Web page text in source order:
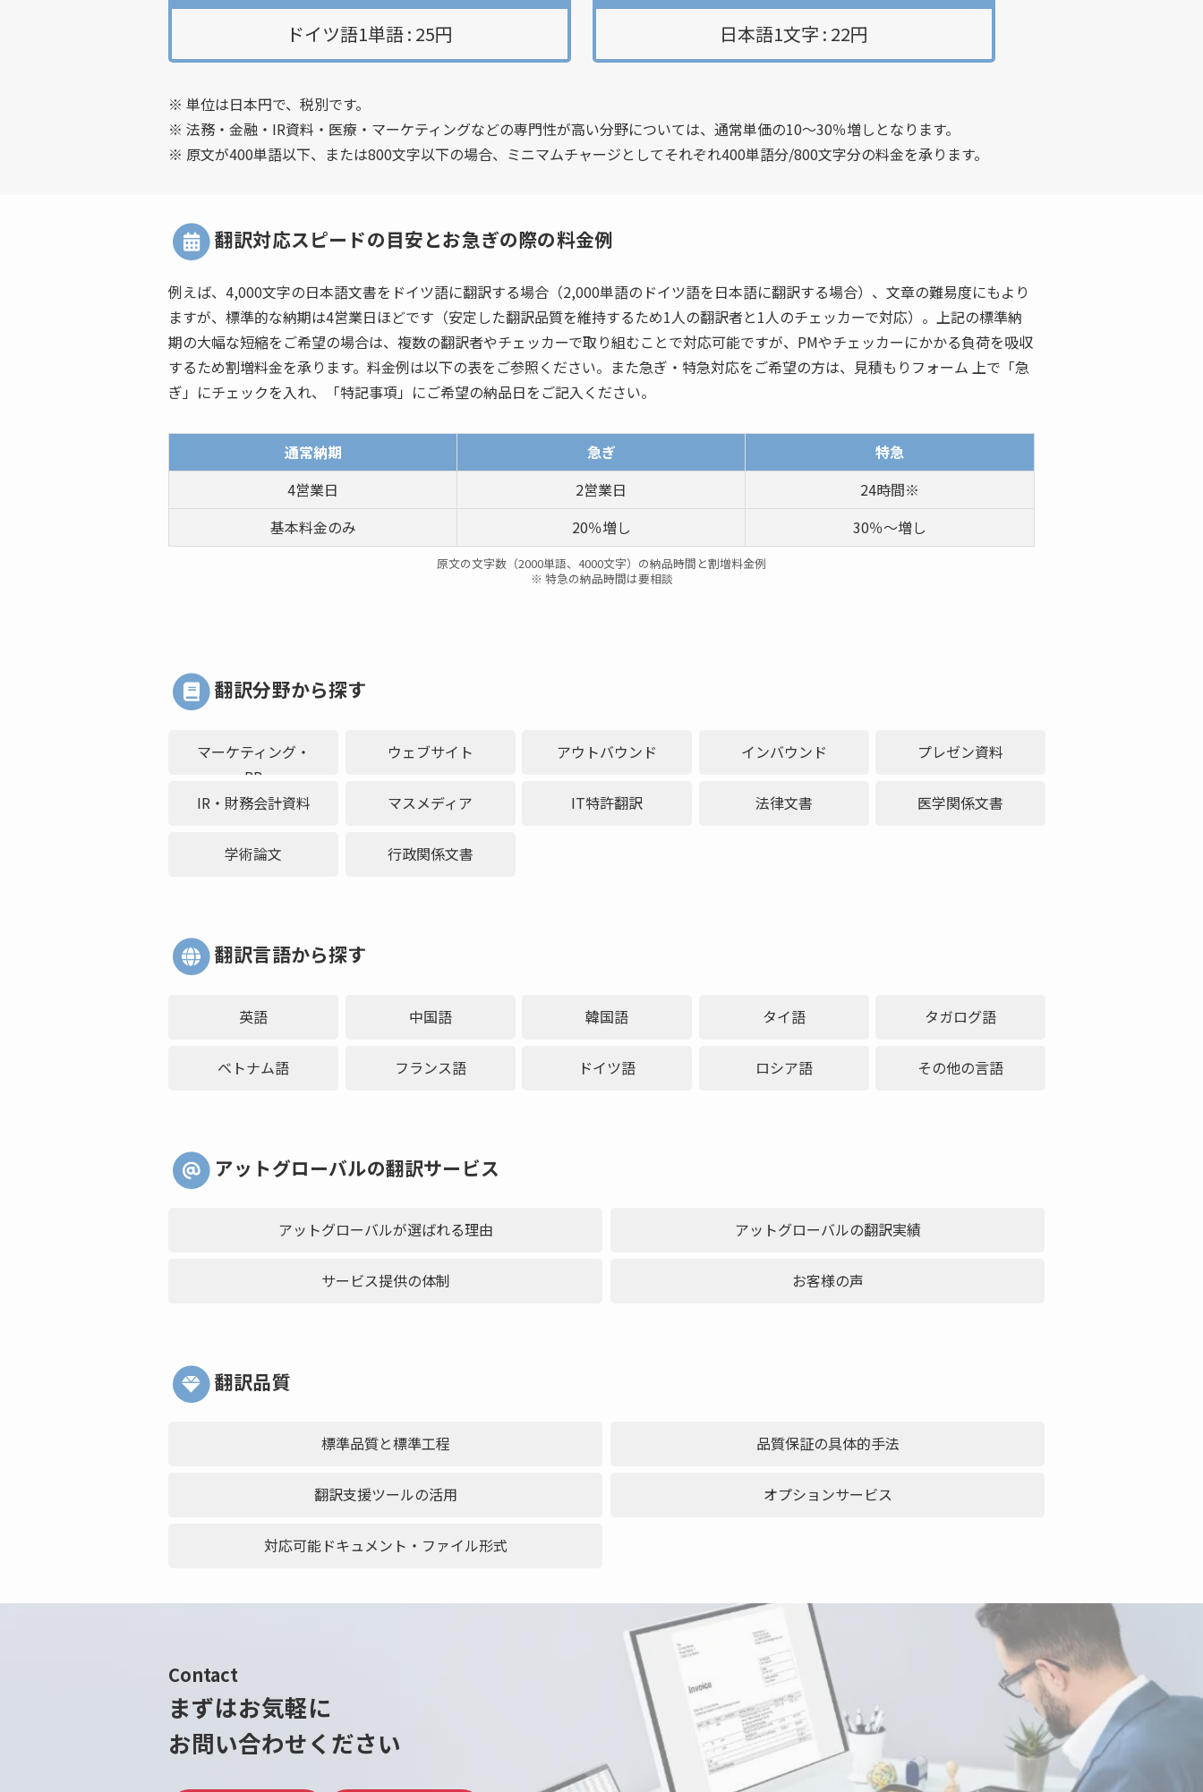
ドイツ語1単語 : 25円
日本語1文字 : 22円
※ 単位は日本円で、税別です。
※ 法務・金融・IR資料・医療・マーケティングなどの専門性が高い分野については、通常単価の10～30％増しとなります。
※ 原文が400単語以下、または800文字以下の場合、ミニマムチャージとしてそれぞれ400単語分/800文字分の料金を承ります。
翻訳対応スピードの目安とお急ぎの際の料金例
例えば、4,000文字の日本語文書をドイツ語に翻訳する場合（2,000単語のドイツ語を日本語に翻訳する場合）、文章の難易度にもより
ますが、標準的な納期は4営業日ほどです（安定した翻訳品質を維持するため1人の翻訳者と1人のチェッカーで対応）。上記の標準納
期の大幅な短縮をご希望の場合は、複数の翻訳者やチェッカーで取り組むことで対応可能ですが、PMやチェッカーにかかる負荷を吸収
するため割増料金を承ります。料金例は以下の表をご参照ください。また急ぎ・特急対応をご希望の方は、見積もりフォーム 上で「急
ぎ」にチェックを入れ、「特記事項」にご希望の納品日をご記入ください。
通常納期 急ぎ
特急
4営業日
2営業日
24時間※
基本料金のみ
20％増し 30％～増し
原文の文字数（2000単語、4000文字）の納品時間と割増料金例
※ 特急の納品時間は要相談
翻訳分野から探す
マーケティング・
PR
ウェブサイト アウトバウンド インバウンド プレゼン資料
IR・財務会計資料 マスメディア IT特許翻訳 法律文書 医学関係文書
学術論文 行政関係文書
翻訳言語から探す
英語 中国語 韓国語 タイ語 タガログ語
ベトナム語 フランス語 ドイツ語 ロシア語 その他の言語
アットグローバルの翻訳サービス
アットグローバルが選ばれる理由 アットグローバルの翻訳実績
サービス提供の体制 お客様の声
翻訳品質
標準品質と標準工程 品質保証の具体的手法
翻訳支援ツールの活用 オプションサービス
対応可能ドキュメント・ファイル形式
Contact
まずはお気軽に
お問い合わせください